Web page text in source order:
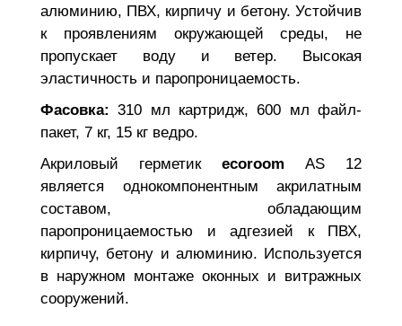
алюминию, ПВХ, кирпичу и бетону. Устойчив
к проявлениям окружающей среды, не
пропускает воду и ветер. Высокая
эластичность и паропроницаемость.
Фасовка: 310 мл картридж, 600 мл файл-
пакет, 7 кг, 15 кг ведро.
Акриловый герметикecoroom AS 12
является однокомпонентным акрилатным
составом, обладающим
паропроницаемостью и адгезией к ПВХ,
кирпичу, бетону и алюминию. Используется
в наружном монтаже оконных и витражных
сооружений.